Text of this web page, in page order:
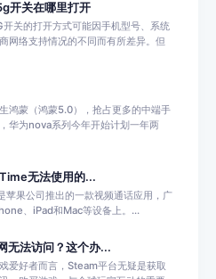
开关在哪里打开
关的打开方式可能因手机型号、系统
网络支持情况的不同而有所差异。但
鸿蒙（鸿蒙5.0），抢占更多的中端手
华为nova系列今年开始计划一年两
无法使用的...
苹果公司推出的一款视频通话应用，广
、iPad和Mac等设备上。...
无法访问？这个办...
爱好者而言，Steam平台无疑是获取